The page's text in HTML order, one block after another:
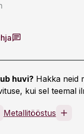
huvi? Hakka neid
kui sel teemal
Metallitööstus